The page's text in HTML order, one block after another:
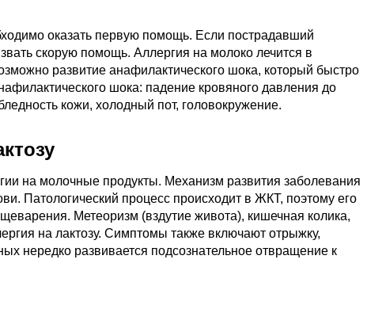
оказать первую помощь. Если пострадавший
скорую помощь. Аллергия на молоко лечится в
развитие анафилактического шока, который быстро
шока: падение кровяного давления до
кожи, холодный пот, головокружение.
на молочные продукты. Механизм развития заболевания
Патологический процесс происходит в ЖКТ, поэтому его
Метеоризм (вздутие живота), кишечная колика,
на лактозу. Симптомы также включают отрыжку,
нередко развивается подсознательное отвращение к